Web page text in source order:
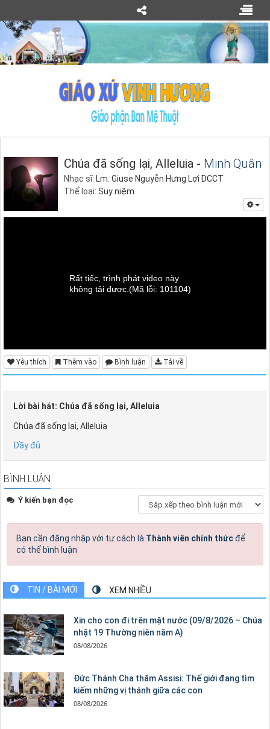
Chúa đã sống lại, Alleluia - Minh Quân
Nhạc sĩ: Lm. Giuse Nguyễn Hưng Lợi DCCT
Thể loại: Suy niệm
Rất tiếc, trình phát video này
không tải được. (Mã lỗi: 101104)
Yêu thích Thêm vào Bình luận Tải về
Lời bài hát: Chúa đã sống lại, Alleluia
Chúa đã sống lại, Alleluia
Đầy đủ
BÌNH LUẬN
Ý kiến bạn đọc
Bạn cần đăng nhập với tư cách là Thành viên chính thứcđể
có thể bình luận
TIN / BÀI MỚI XEM NHIỀU
Xin cho con đi trên mặt nước (09/8/2026 – Chúa
nhật 19 Thường niên năm A)
08/08/2026
Đức Thánh Cha thăm Assisi: Thế giới đang tìm
kiếm những vị thánh giữa các con
08/08/2026